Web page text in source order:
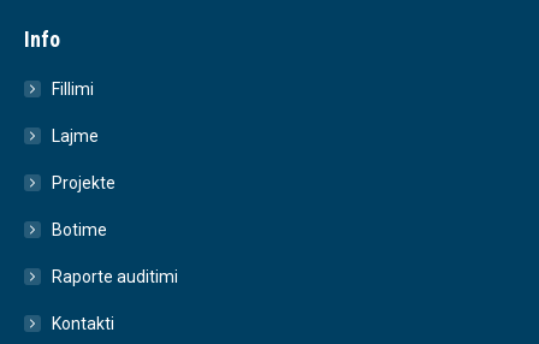
Info
Fillimi
Lajme
Projekte
Botime
Raporte auditimi
Kontakti